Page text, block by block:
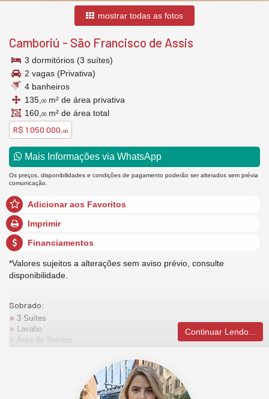
mostrar todas as fotos
Camboriú - São Francisco de Assis
3 dormitórios (3 suítes)
2 vagas (Privativa)
4 banheiros
135, 00 m² de área privativa
160, 00 m² de área total
R$ 1.050.000,00
Mais Informações via WhatsApp
Os preços, disponibilidades e condições de pagamento poderão ser alterados sem prévia
comunicação.
Adicionar aos Favoritos
Imprimir
Financiamentos
*Valores sujeitos a alterações sem aviso prévio, consulte
disponibilidade.
Sobrado:
3 Suítes
Lavabo
Área de Serviço
Acabamento em gesso
Fechadura com senha na porta de entrada
Continuar Lendo...